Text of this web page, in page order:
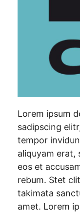
Lorem ipsum
sadipscing
tempor
aliquyam erat,
eos et
rebum. Stet
takimata
amet. Lorem